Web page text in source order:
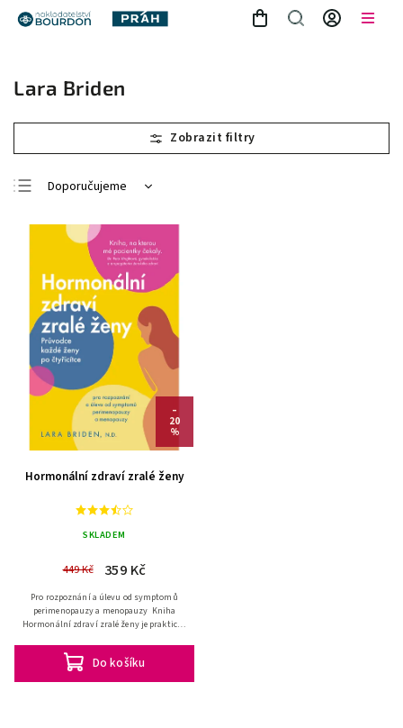
Lara Briden
Doporučujeme
Nejdražší
Nejprodávanější
Abecedně
–
20
%
Hormonální zdraví zralé ženy
SKLADEM
449 Kč 359 Kč
Do košíku
Pro rozpoznání a úlevu od symptomů
perimenopauzy a menopauzy Kniha
Hormonální zdraví zralé ženy je praktický
proplout perimenopauzou a...